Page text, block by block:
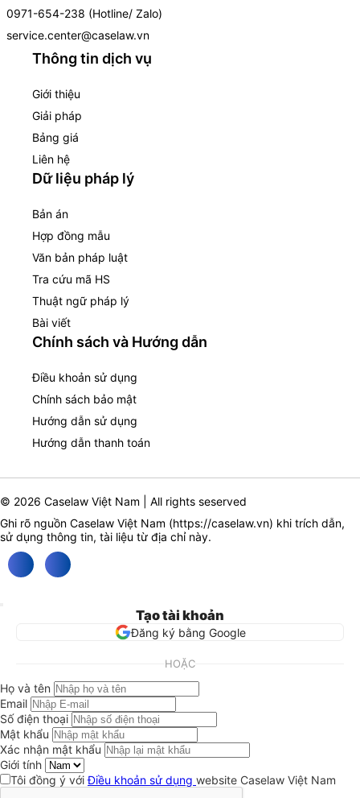
0971-654-238 (Hotline/ Zalo)
service.center@caselaw.vn
Thông tin dịch vụ
Giới thiệu
Giải pháp
Bảng giá
Liên hệ
Dữ liệu pháp lý
Bản án
Hợp đồng mẫu
Văn bản pháp luật
Tra cứu mã HS
Thuật ngữ pháp lý
Bài viết
Chính sách và Hướng dẫn
Điều khoản sử dụng
Chính sách bảo mật
Hướng dẫn sử dụng
Hướng dẫn thanh toán
© 2026 Caselaw Việt Nam | All rights seserved
Ghi rõ nguồn Caselaw Việt Nam (https://caselaw.vn) khi trích dẫn,
sử dụng thông tin, tài liệu từ địa chỉ này.
Tạo tài khoản
Đăng ký bằng Google
HOẶC
Họ và tên
Email
Số điện thoại
Mật khẩu
Xác nhận mật khẩu
Giới tính
Tôi đồng ý vớiĐiều khoản sử dụng website Caselaw Việt Nam